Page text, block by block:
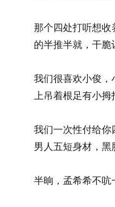
那个四处打听想
的半推半就，干脆
我们很喜欢小俊
上吊着根足有小
我们一次性付给你
男人五短身材，黑
半晌，孟希希不吭